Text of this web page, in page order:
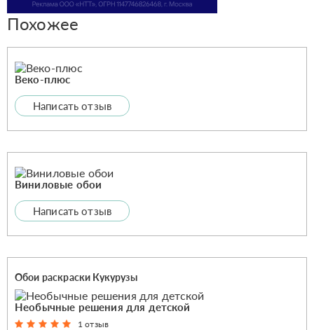
Похожее
Веко-плюс
Написать отзыв
Виниловые обои
Написать отзыв
Обои раскраски Кукурузы
Необычные решения для детской
1 отзыв